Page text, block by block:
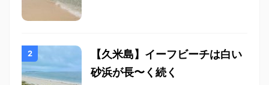
【久米島】イーフビーチは白い
砂浜が長〜く続く